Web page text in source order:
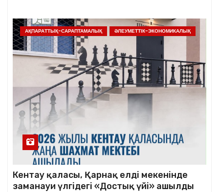
АҚПАРАТТЫҚ-САРАПТАМАЛЫҚ ӘЛЕУМЕТТІК-ЭКОНОМИКАЛЫҚ
Кентау қаласы, Қарнақ елді мекенінде
заманауи үлгідегі «Достық үйі» ашылды